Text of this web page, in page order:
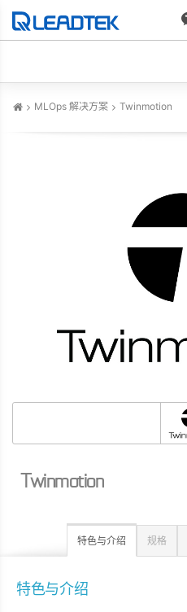
MLOps 解决方案 Twinmotion
Twinmotion
特色与介绍 规格
特色与介绍